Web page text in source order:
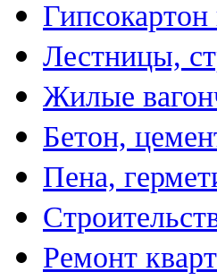
Лестницы,
Жилые
Бетон,
Пена,
Ремонт